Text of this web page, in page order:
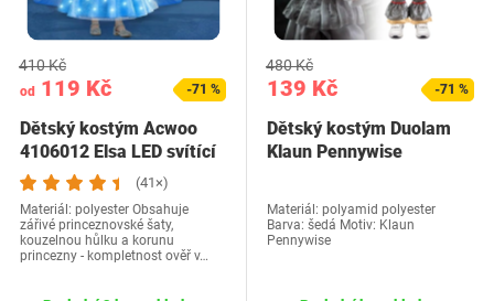
od 119 Kč
410 Kč
-71 %
Dětský kostým Acwoo
4106012 Elsa LED svítící
(41×)
Materiál: polyester Obsahuje
zářivé princeznovské šaty,
kouzelnou hůlku a korunu
princezny - kompletnost ověř v…
139 Kč
480 Kč
-71 %
Dětský kostým Duolam
Klaun Pennywise
Materiál: polyamid polyester
Barva: šedá Motiv: Klaun
Pennywise